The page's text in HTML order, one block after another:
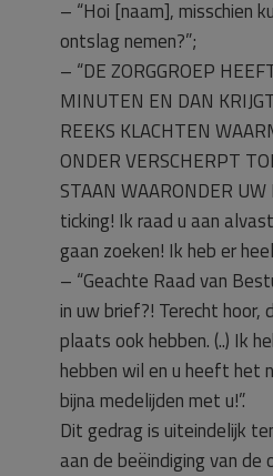
– “Hoi [naam], misschien
ontslag nemen?”;
– “DE ZORGGROEP
MINUTEN EN DAN
REEKS KLACHTEN
ONDER VERSCHERPT
STAAN WAARONDER
ticking! Ik raad u aan
gaan zoeken! Ik heb er
– “Geachte Raad van
in uw brief?! Terecht hoor,
plaats ook hebben. (..) Ik
hebben wil en u heeft het
bijna medelijden met u!”.
Dit gedrag is uiteindelijk
aan de beëindiging van de